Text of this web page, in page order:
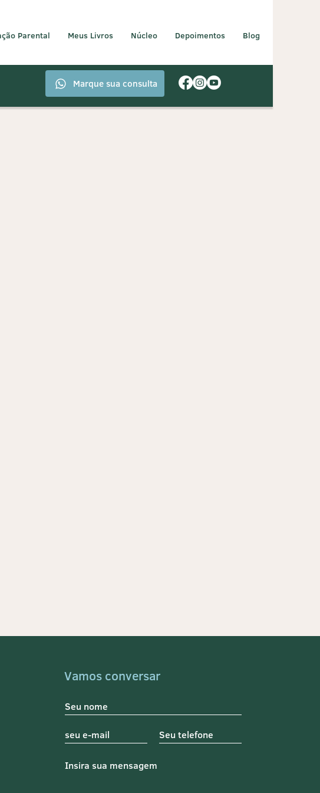
Parental Meus Livros Núcleo Depoimentos Blog
Marque sua consulta
Vamos conversar